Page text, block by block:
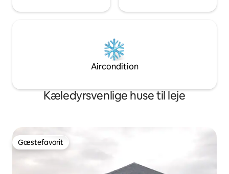
Aircondition
Kæledyrsvenlige huse til leje
Gæstefavorit
Gæstefavorit